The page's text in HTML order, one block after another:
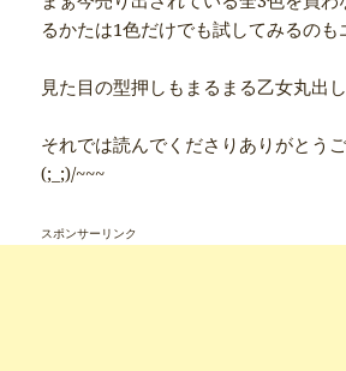
るかたは1色だけでも試してみるのも
見た目の型押しもまるまる乙女丸出
それでは読んでくださりありがとう
(;_;)/~~~
スポンサーリンク